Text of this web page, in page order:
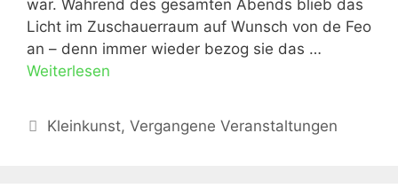
war. Während des gesamten Abends blieb das
Licht im Zuschauerraum auf Wunsch von de Feo
an – denn immer wieder bezog sie das …
Weiterlesen
Kategorien
Kleinkunst,Vergangene Veranstaltungen